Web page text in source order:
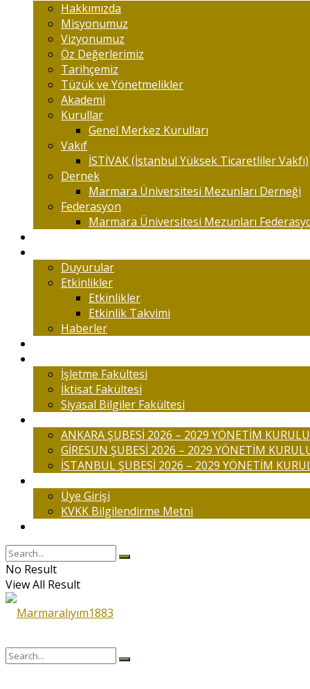
Hakkımızda
Misyonumuz
Vizyonumuz
Öz Değerlerimiz
Tarihçemiz
Tüzük ve Yönetmelikler
Akademi
Kurullar
Genel Merkez Kurulları
Vakıf
İSTİVAK (İstanbul Yüksek Ticaretliler Vakfı)
Dernek
Marmara Üniversitesi Mezunları Derneği
Federasyon
Marmara Üniversitesi Mezunları
Duyurular
Etkinlikler
Etkinlikler
Etkinlik Takvimi
Haberler
İşletme Fakültesi
İktisat Fakültesi
Siyasal Bilgiler Fakültesi
ANKARA ŞUBESİ 2026 – 2029 YÖNETİM KURULU
GİRESUN ŞUBESİ 2026 – 2029 YÖNETİM
İSTANBUL ŞUBESİ 2026 – 2029 YÖNETİM
Üye Girişi
KVKK Bilgilendirme Metni
No Result
View All Result